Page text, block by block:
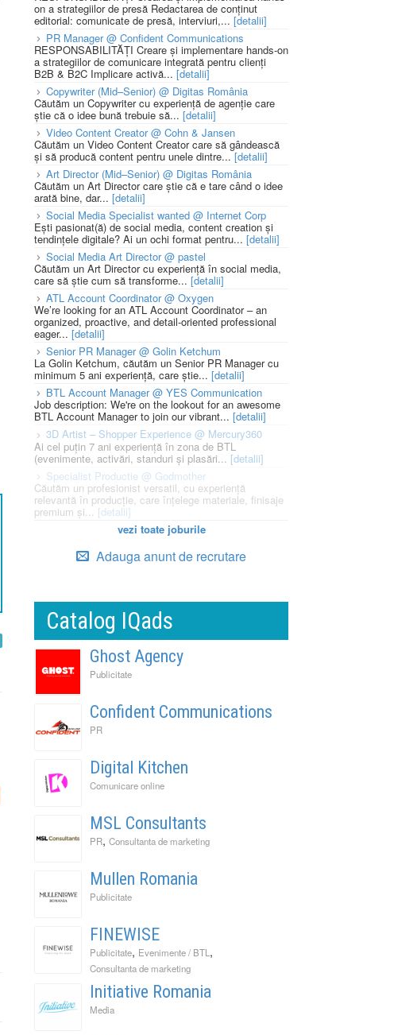
on a strategiilor de presă Redactarea de conținut
editorial: comunicate de presă, interviuri,... [detalii]
PR Manager @ Confident Communications
RESPONSABILITĂȚI Creare și implementare hands-on
a strategiilor de comunicare integrată pentru clienți
B2B & B2C Implicare activă... [detalii]
Copywriter (Mid–Senior) @ Digitas România
Căutăm un Copywriter cu experiență de agenție care
știe că o idee bună trebuie să... [detalii]
Video Content Creator @ Cohn & Jansen
Căutăm un Video Content Creator care să gândească
și să producă content pentru unele dintre...[detalii]
Art Director (Mid–Senior) @ Digitas România
Căutăm un Art Director care știe că e tare când o idee
arată bine, dar... [detalii]
Social Media Specialist wanted @ Internet Corp
Ești pasionat(ă) de social media, content creation și
tendințele digitale? Ai un ochi format pentru... [detalii]
Social Media Art Director @ pastel
Căutăm un Art Director cu experiență în social media,
care să știe cum să transforme... [detalii]
ATL Account Coordinator @ Oxygen
We’re looking for an ATL Account Coordinator – an
organized, proactive, and detail-oriented professional
eager... [detalii]
Senior PR Manager @ Golin Ketchum
La Golin Ketchum, căutăm un Senior PR Manager cu
minimum 5 ani experiență, care știe... [detalii]
BTL Account Manager @ YES Communication
Job description: We're on the lookout for an awesome
BTL Account Manager to join our vibrant... [detalii]
3D Artist – Shopper Experience @ Mercury360
Ai cel puțin 7 ani experiență în zona de BTL
(evenimente, activări, standuri și plasări... [detalii]
Specialist Productie @ Godmother
Căutăm un profesionist versatil, cu experiență
relevantă în producție, care înțelege materiale, finisaje
premium și... [detalii]
vezi toate joburile
Adauga anunt de recrutare
Catalog IQads
Ghost Agency
Publicitate
Confident Communications
PR
Digital Kitchen
Comunicare online
MSL Consultants
PR, Consultanta de marketing
Mullen Romania
Publicitate
FINEWISE
Publicitate, Evenimente / BTL ,
Consultanta de marketing
Initiative Romania
Media